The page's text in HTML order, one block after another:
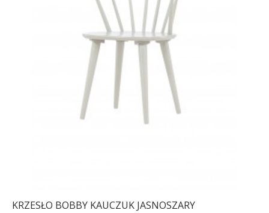
KRZESŁO BOBBY KAUCZUK JASNOSZARY